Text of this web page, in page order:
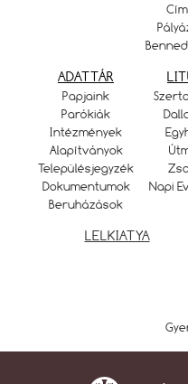
ADATTÁR
Papjaink
Parókiák
Intézmények
Alapítványok
Településjegyzék
Dokumentumok
Beruházások
Napi
LELKIATYA